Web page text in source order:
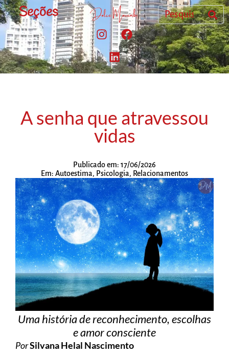
Seções
A senha que atravessou
vidas
Publicado em: 17/06/2026
Em: Autoestima, Psicologia, Relacionamentos
Uma história de reconhecimento, escolhas
e amor consciente
PorSilvana Helal Nascimento